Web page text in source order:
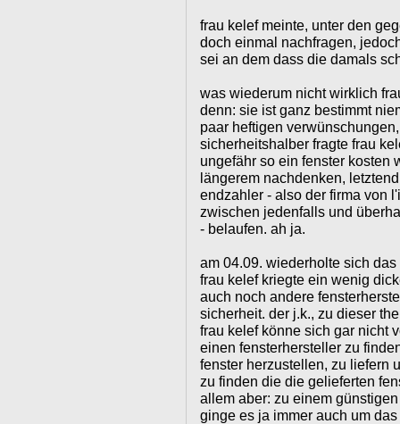
frau kelef meinte, unter den
doch einmal nachfragen,
sei an dem dass die damals
was wiederum nicht wirklich
denn: sie ist ganz bestimmt
paar heftigen
sicherheitshalber fragte frau
ungefähr so ein fenster kosten
längerem nachdenken,
endzahler - also der firma von
zwischen jedenfalls und
- belaufen. ah ja.
am 04.09. wiederholte sich
frau kelef kriegte ein wenig
auch noch andere
sicherheit. der j.k., zu dieser
frau kelef könne sich gar nicht
einen fensterhersteller zu
fenster herzustellen, zu liefern
zu finden die die gelieferten
allem aber: zu einem
ginge es ja immer auch um